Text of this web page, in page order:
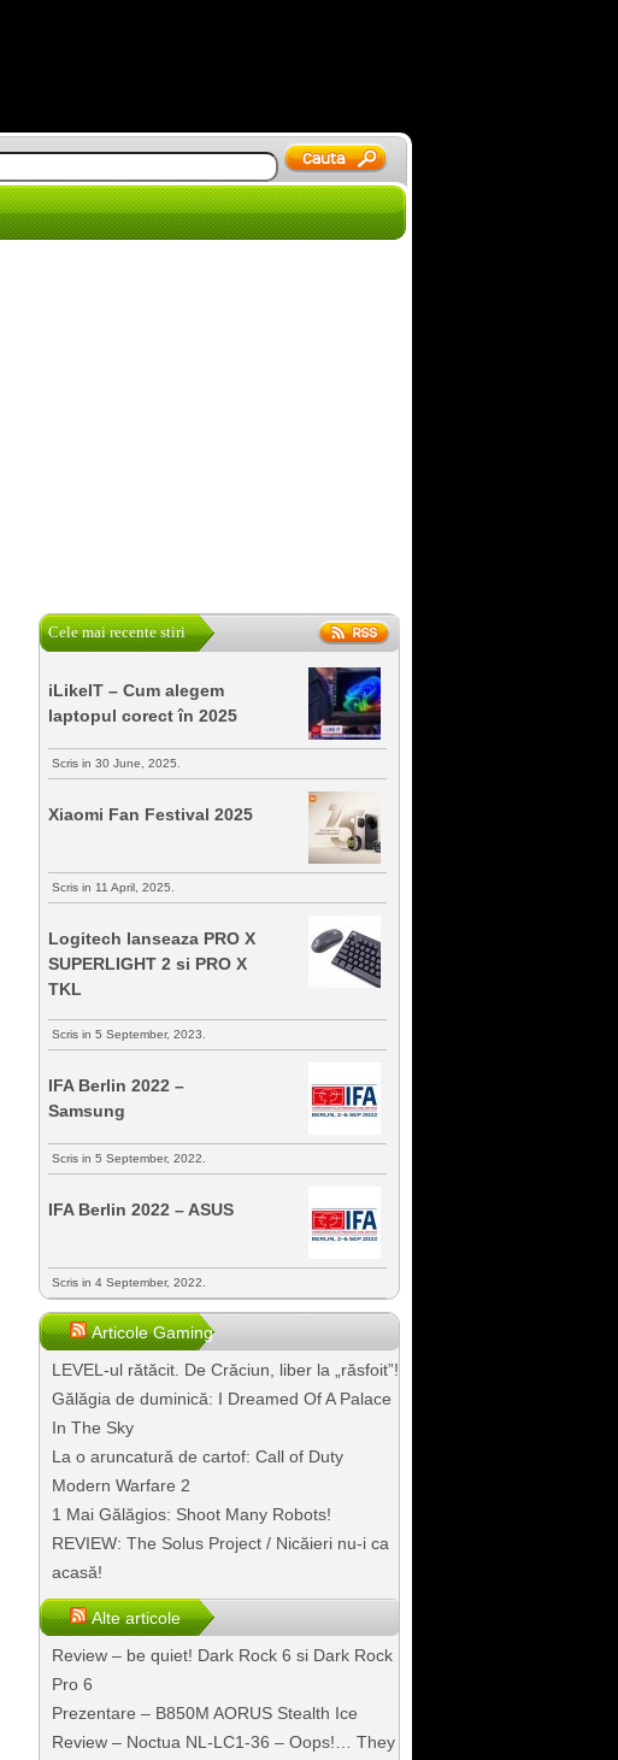
Cele mai recente stiri
iLikeIT – Cum alegem
laptopul corect în 2025
Scris in 30 June, 2025.
Xiaomi Fan Festival 2025
Scris in 11 April, 2025.
Logitech lanseaza PRO X
SUPERLIGHT 2 si PRO X
TKL
Scris in 5 September, 2023.
IFA Berlin 2022 –
Samsung
Scris in 5 September, 2022.
IFA Berlin 2022 – ASUS
Scris in 4 September, 2022.
Articole Gaming
LEVEL-ul rătăcit. De Crăciun, liber la „răsfoit”!
Gălăgia de duminică: I Dreamed Of A Palace
In The Sky
La o aruncatură de cartof: Call of Duty
Modern Warfare 2
1 Mai Gălăgios: Shoot Many Robots!
REVIEW: The Solus Project / Nicăieri nu-i ca
acasă!
Alte articole
Review – be quiet! Dark Rock 6 si Dark Rock
Pro 6
Prezentare – B850M AORUS Stealth Ice
Review – Noctua NL-LC1-36 – Oops!… They